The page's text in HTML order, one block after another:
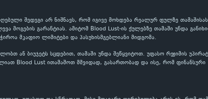
შედეგი არ ნიშნავს, რომ იგივე მოხდება რეალურ ფულზე
მოგების გარანტიას. ამიტომ Blood Lust-ის ქულებზე თამაში უნდა
მკაფიო ლიმიტები და პასუხისმგებლიანი მიდგომა.
ან ბიუჯეტს სცდებით, თამაში უნდა შეწყვიტოთ. უფასო რეჟიმის
Blood Lust ითამაშოთ მშვიდად, გასართობად და ისე, რომ ფინანსური